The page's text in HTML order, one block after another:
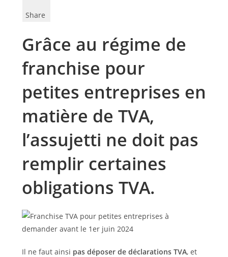
Share
Grâce au régime de
franchise pour
petites entreprises en
matière de TVA,
l’assujetti ne doit pas
remplir certaines
obligations TVA.
Il ne faut ainsi pas déposer de déclarations TVA, et